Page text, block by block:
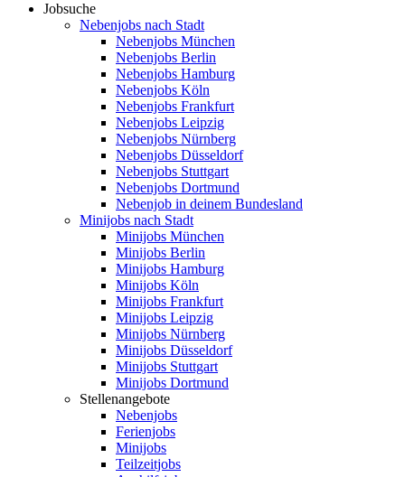
Jobsuche
Nebenjobs nach Stadt
Nebenjobs München
Nebenjobs Berlin
Nebenjobs Hamburg
Nebenjobs Köln
Nebenjobs Frankfurt
Nebenjobs Leipzig
Nebenjobs Nürnberg
Nebenjobs Düsseldorf
Nebenjobs Stuttgart
Nebenjobs Dortmund
Nebenjob in deinem Bundesland
Minijobs nach Stadt
Minijobs München
Minijobs Berlin
Minijobs Hamburg
Minijobs Köln
Minijobs Frankfurt
Minijobs Leipzig
Minijobs Nürnberg
Minijobs Düsseldorf
Minijobs Stuttgart
Minijobs Dortmund
Stellenangebote
Nebenjobs
Ferienjobs
Minijobs
Teilzeitjobs